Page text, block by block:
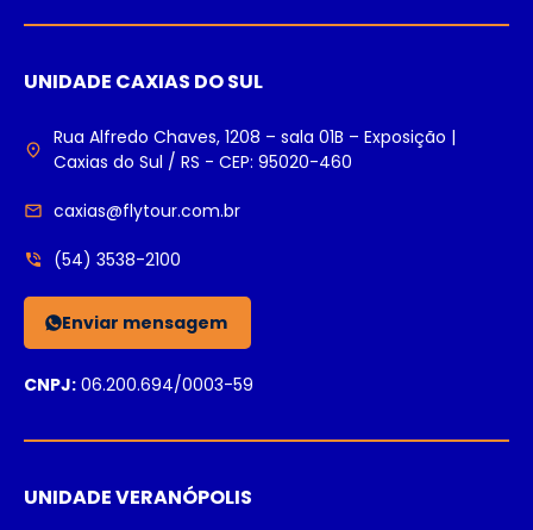
UNIDADE CAXIAS DO SUL
Rua Alfredo Chaves, 1208 – sala 01B – Exposição |
Caxias do Sul / RS - CEP: 95020-460
caxias@flytour.com.br
(54) 3538-2100
Enviar mensagem
CNPJ: 06.200.694/0003-59
UNIDADE VERANÓPOLIS